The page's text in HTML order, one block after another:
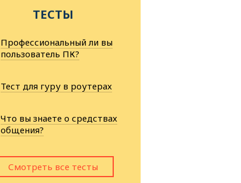
ТЕСТЫ
Профессиональный ли вы
пользователь ПК?
Тест для гуру в роутерах
Что вы знаете о средствах
общения?
Смотреть все тесты